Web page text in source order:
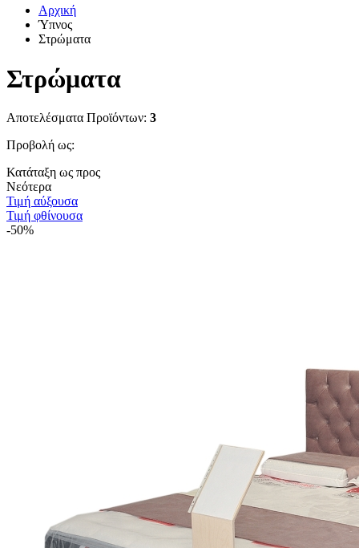
Αρχική
Ύπνος
Στρώματα
Στρώματα
Αποτελέσματα Προϊόντων: 3
Προβολή ως:
Κατάταξη ως προς
Νεότερα
Τιμή αύξουσα
Τιμή φθίνουσα
-50%